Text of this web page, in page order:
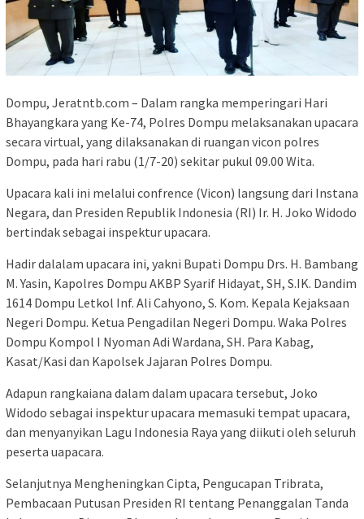
Dompu, Jeratntb.com – Dalam rangka memperingari Hari
Bhayangkara yang Ke-74, Polres Dompu melaksanakan upacara
secara virtual, yang dilaksanakan di ruangan vicon polres
Dompu, pada hari rabu (1/7-20) sekitar pukul 09.00 Wita.
Upacara kali ini melalui confrence (Vicon) langsung dari Instana
Negara, dan Presiden Republik Indonesia (RI) Ir. H. Joko Widodo
bertindak sebagai inspektur upacara.
Hadir dalalam upacara ini, yakni Bupati Dompu Drs. H. Bambang
M. Yasin, Kapolres Dompu AKBP Syarif Hidayat, SH, S.IK. Dandim
1614 Dompu Letkol Inf. Ali Cahyono, S. Kom. Kepala Kejaksaan
Negeri Dompu. Ketua Pengadilan Negeri Dompu. Waka Polres
Dompu Kompol I Nyoman Adi Wardana, SH. Para Kabag,
Kasat/Kasi dan Kapolsek Jajaran Polres Dompu.
Adapun rangkaiana dalam dalam upacara tersebut, Joko
Widodo sebagai inspektur upacara memasuki tempat upacara,
dan menyanyikan Lagu Indonesia Raya yang diikuti oleh seluruh
peserta uapacara.
Selanjutnya Mengheningkan Cipta, Pengucapan Tribrata,
Pembacaan Putusan Presiden RI tentang Penanggalan Tanda